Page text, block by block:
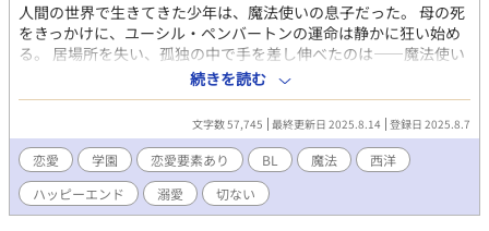
人間の世界で生きてきた少年は、魔法使いの息子だった。 母の死
をきっかけに、ユーシル・ペンバートンの運命は静かに狂い始め
る。 居場所を失い、孤独の中で手を差し伸べたのは――魔法使い
たちの世界。 そこは、彼の知らなかった“もうひとつの現実”だっ
た。 偏見と対立の深い溝の中、少年は仲間と出会い、傷つきなが
らも成長していく。 心の距離が近づくたび、世界の壁は少しずつ
崩れていく。 しかし、その先に待っていたのは――誰かを犠牲に
しなければならない運命だった。 これは、“愛”と“魔法”が、世界
の境界を越えて繋がっていく物語。 優しくて、悲しくて、痛みを
知るひとりの少年の、選択の記録。 ――魔法使いの君と、世界を
幸せなエピローグで飾ろう。
続きを読む
文字数 57,745 最終更新日 2025.8.14 登録日 2025.8.7
恋愛 学園 恋愛要素あり BL 魔法
西洋
ハッピーエンド
溺愛 切ない